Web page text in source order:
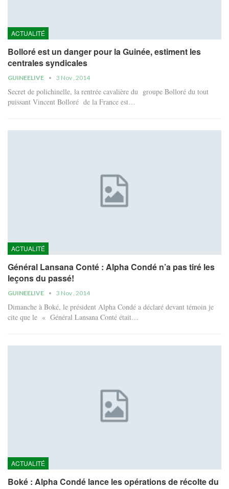
ACTUALITÉ
Bolloré est un danger pour la Guinée, estiment les
centrales syndicales
GUINEELIVE 3 Nov , 2014
Secret de polichinelle, la rentrée cavalière du groupe Bolloré du tout
puissant Vincent Bolloré de la France est…
ACTUALITÉ
Général Lansana Conté : Alpha Condé n’a pas tiré les
leçons du passé!
GUINEELIVE 3 Nov , 2014
Dimanche à Boké, le président Alpha Condé a déclaré devant témoin je
cite que le « Général Lansana Conté était…
ACTUALITÉ
Boké : Alpha Condé lance les opérations de récolte du